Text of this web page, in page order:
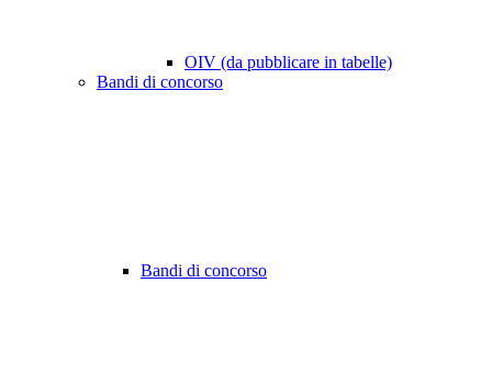
OIV (da pubblicare in tabelle)
Bandi di concorso
Bandi di concorso